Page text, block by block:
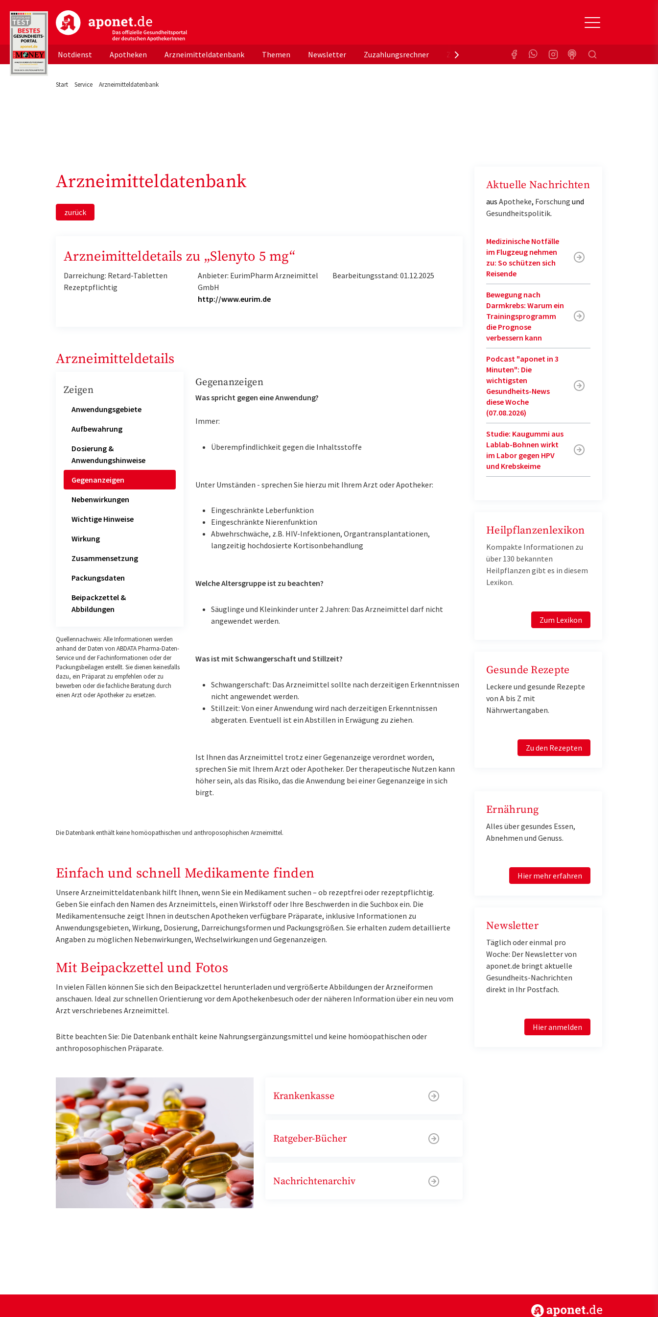
aponet.de - Das offizielle Gesundheitsportal der deutschen ApothekerInnen
Notdienst Apotheken Arzneimitteldatenbank Themen Newsletter Zuzahlungsrechner Zuzahlungsbefreiung KrankenkasseSuchen
Start Service Arzneimitteldatenbank
Arzneimitteldatenbank
zurück
Arzneimitteldetails zu „Slenyto 5 mg“
Darreichung: Retard-Tabletten
Rezeptpflichtig
Anbieter: EurimPharm Arzneimittel
GmbH
http://www.eurim.de
Bearbeitungsstand: 01.12.2025
Arzneimitteldetails
Zeigen
Anwendungsgebiete
Aufbewahrung
Dosierung &
Anwendungshinweise
Gegenanzeigen
Nebenwirkungen
Wichtige Hinweise
Wirkung
Zusammensetzung
Packungsdaten
Beipackzettel &
Abbildungen
Quellennachweis: Alle Informationen werden
anhand der Daten von ABDATA Pharma-Daten-
Service und der Fachinformationen oder der
Packungsbeilagen erstellt. Sie dienen keinesfalls
dazu, ein Präparat zu empfehlen oder zu
bewerben oder die fachliche Beratung durch
einen Arzt oder Apotheker zu ersetzen.
Gegenanzeigen
Was spricht gegen eine Anwendung?
Immer:
Überempfindlichkeit gegen die Inhaltsstoffe
Unter Umständen - sprechen Sie hierzu mit Ihrem Arzt oder Apotheker:
Eingeschränkte Leberfunktion
Eingeschränkte Nierenfunktion
Abwehrschwäche, z.B. HIV-Infektionen, Organtransplantationen,
langzeitig hochdosierte Kortisonbehandlung
Welche Altersgruppe ist zu beachten?
Säuglinge und Kleinkinder unter 2 Jahren: Das Arzneimittel darf nicht
angewendet werden.
Was ist mit Schwangerschaft und Stillzeit?
Schwangerschaft: Das Arzneimittel sollte nach derzeitigen Erkenntnissen
nicht angewendet werden.
Stillzeit: Von einer Anwendung wird nach derzeitigen Erkenntnissen
abgeraten. Eventuell ist ein Abstillen in Erwägung zu ziehen.
Ist Ihnen das Arzneimittel trotz einer Gegenanzeige verordnet worden,
sprechen Sie mit Ihrem Arzt oder Apotheker. Der therapeutische Nutzen kann
höher sein, als das Risiko, das die Anwendung bei einer Gegenanzeige in sich
birgt.
Die Datenbank enthält keine homöopathischen und anthroposophischen Arzneimittel.
Einfach und schnell Medikamente finden
Unsere Arzneimitteldatenbank hilft Ihnen, wenn Sie ein Medikament suchen – ob rezeptfrei oder rezeptpflichtig.
Geben Sie einfach den Namen des Arzneimittels, einen Wirkstoff oder Ihre Beschwerden in die Suchbox ein. Die
Medikamentensuche zeigt Ihnen in deutschen Apotheken verfügbare Präparate, inklusive Informationen zu
Anwendungsgebieten, Wirkung, Dosierung, Darreichungsformen und Packungsgrößen. Sie erhalten zudem detaillierte
Angaben zu möglichen Nebenwirkungen, Wechselwirkungen und Gegenanzeigen.
Mit Beipackzettel und Fotos
In vielen Fällen können Sie sich den Beipackzettel herunterladen und vergrößerte Abbildungen der Arzneiformen
anschauen. Ideal zur schnellen Orientierung vor dem Apothekenbesuch oder der näheren Information über ein neu vom
Arzt verschriebenes Arzneimittel.
Bitte beachten Sie: Die Datenbank enthält keine Nahrungsergänzungsmittel und keine homöopathischen oder
anthroposophischen Präparate.
Krankenkasse
Ratgeber-Bücher
Nachrichtenarchiv
Aktuelle Nachrichten
aus Apotheke, Forschung und
Gesundheitspolitik.
Medizinische Notfälle
im Flugzeug nehmen
zu: So schützen sich
Reisende
Bewegung nach
Darmkrebs: Warum ein
Trainingsprogramm
die Prognose
verbessern kann
Podcast "aponet in 3
Minuten": Die
wichtigsten
Gesundheits-News
diese Woche
(07.08.2026)
Studie: Kaugummi aus
Lablab-Bohnen wirkt
im Labor gegen HPV
und Krebskeime
Heilpflanzenlexikon
Kompakte Informationen zu
über 130 bekannten
Heilpflanzen gibt es in diesem
Lexikon.
Zum Lexikon
Gesunde Rezepte
Leckere und gesunde Rezepte
von A bis Z mit
Nährwertangaben.
Zu den Rezepten
Ernährung
Alles über gesundes Essen,
Abnehmen und Genuss.
Hier mehr erfahren
Newsletter
Täglich oder einmal pro
Woche: Der Newsletter von
aponet.de bringt aktuelle
Gesundheits-Nachrichten
direkt in Ihr Postfach.
Hier anmelden